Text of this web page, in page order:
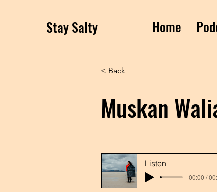
Stay Salty Home
< Back
Muskan
Listen
00:00 /